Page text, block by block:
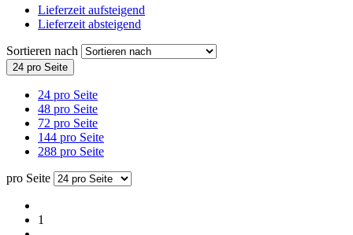
Lieferzeit aufsteigend
Lieferzeit absteigend
Sortieren nach
24 pro Seite
24 pro Seite
48 pro Seite
72 pro Seite
144 pro Seite
288 pro Seite
pro Seite
1